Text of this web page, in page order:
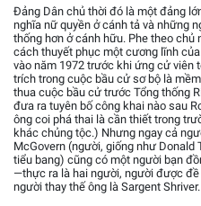
Đảng Dân chủ thời đó là một đảng
nghĩa nữ quyền ở cánh tả và những
thống hơn ở cánh hữu. Phe theo
cách thuyết phục một cương lĩnh
vào năm 1972 trước khi ứng cử viên
trích trong cuộc bầu cử sơ bộ là
thua cuộc bầu cử trước Tổng thống
đưa ra tuyên bố công khai nào sau
ông coi phá thai là cần thiết trong
khác chủng tộc.) Nhưng ngay cả
McGovern (người, giống như
tiểu bang) cũng có một người bạn
—thực ra là hai người, người được
người thay thế ông là Sargent Shriver.